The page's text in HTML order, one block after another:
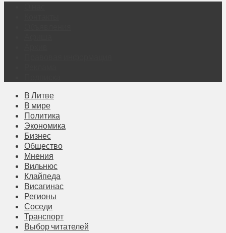
В Литве
В мире
Политика
Экономика
Бизнес
Общество
Мнения
Вильнюс
Клайпеда
Висагинас
Регионы
Соседи
Транспорт
Выбор читателей